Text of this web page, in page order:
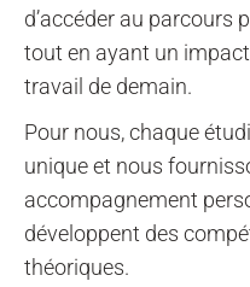
d’accéder au parcours
tout en ayant un
travail de demain.
Pour nous, chaque
unique et nous
accompagnement
développent des
théoriques.